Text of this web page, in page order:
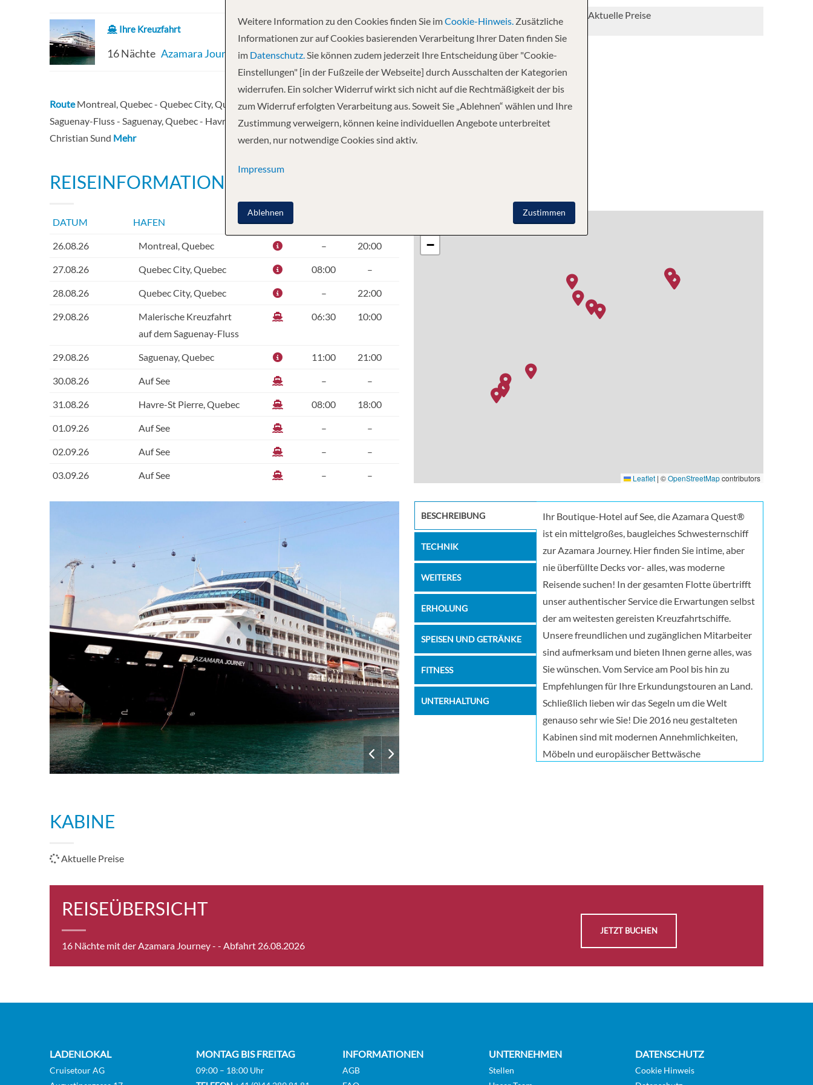
Ihre Kreuzfahrt
16 Nächte Azamara Journey 26.08.2026
RouteMontreal, Quebec - Quebec City, Quebec - Quebec City, Quebec - Malerische Kreuzfahrt auf dem
Saguenay-Fluss - Saguenay, Quebec - Havre-St Pierre, Quebec - Nuuk - Paamiut, Grönland - Qaqortoq - Prinz
Christian Sund Mehr
Aktuelle Preise
REISEINFORMATIONEN
DATUM HAFEN INFO
26.08.26 Montreal, Quebec – 20:00
27.08.26 Quebec City, Quebec 08:00 –
28.08.26 Quebec City, Quebec – 22:00
29.08.26
Malerische Kreuzfahrt
auf dem Saguenay-Fluss
06:30 10:00
29.08.26 Saguenay, Quebec 11:00 21:00
30.08.26 Auf See – –
31.08.26 Havre-St Pierre, Quebec 08:00 18:00
01.09.26 Auf See – –
02.09.26 Auf See – –
03.09.26 Auf See – –
04.09.26 Nuuk 08:00 17:00
19:00
Qaqortoq
07.09.26 Prinz Christian Sund
08.09.26 Auf See –
09.09.26 Grundarfjordur, Island 09:00 20:00
10.09.26 Reykjavik 08:00 –
Reykjavik 08:00 –
−
Leaflet | ©OpenStreetMapcontributors
BESCHREIBUNG
TECHNIK
WEITERES
ERHOLUNG
SPEISEN UND GETRÄNKE
FITNESS
UNTERHALTUNG
Ihr Boutique-Hotel auf See, die Azamara Quest®
ist ein mittelgroßes, baugleiches Schwesternschiff
zur Azamara Journey. Hier finden Sie intime, aber
nie überfüllte Decks vor- alles, was moderne
Reisende suchen! In der gesamten Flotte übertrifft
unser authentischer Service die Erwartungen selbst
der am weitesten gereisten Kreuzfahrtschiffe.
Unsere freundlichen und zugänglichen Mitarbeiter
sind aufmerksam und bieten Ihnen gerne alles, was
Sie wünschen. Vom Service am Pool bis hin zu
Empfehlungen für Ihre Erkundungstouren an Land.
Schließlich lieben wir das Segeln um die Welt
genauso sehr wie Sie! Die 2016 neu gestalteten
Kabinen sind mit modernen Annehmlichkeiten,
Möbeln und europäischer Bettwäsche
genießen Sie an Bord ein Erlebnis, das nur mit den
haben.
KABINE
Aktuelle Preise
REISEÜBERSICHT
16 Nächte mit der Azamara Journey - - Abfahrt 26.08.2026
JETZT BUCHEN
LADENLOKAL
Cruisetour AG
MONTAG BIS FREITAG
09:00 – 18:00 Uhr
INFORMATIONEN
AGB
UNTERNEHMEN
Stellen
DATENSCHUTZ
Cookie Hinweis
Weitere Information zu den Cookies finden Sie imCookie-Hinweis. Zusätzliche
Informationen zur auf Cookies basierenden Verarbeitung Ihrer Daten finden Sie
im Datenschutz.Sie können zudem jederzeit Ihre Entscheidung über "Cookie-
Einstellungen" [in der Fußzeile der Webseite] durch Ausschalten der Kategorien
widerrufen. Ein solcher Widerruf wirkt sich nicht auf die Rechtmäßigkeit der bis
zum Widerruf erfolgten Verarbeitung aus. Soweit Sie „Ablehnen“ wählen und Ihre
Zustimmung verweigern, können keine individuellen Angebote unterbreitet
werden, nur notwendige Cookies sind aktiv.
Impressum
Zustimmen
Ablehnen